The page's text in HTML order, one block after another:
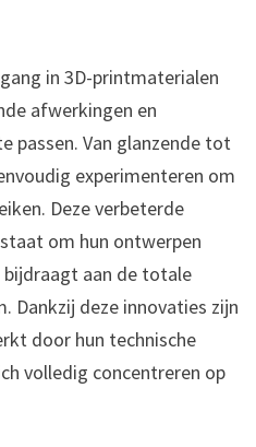
in 3D-printmaterialen
afwerkingen en
passen. Van glanzende tot
experimenteren om
Deze verbeterde
om hun ontwerpen
aan de totale
Dankzij deze innovaties zijn
door hun technische
volledig concentreren op